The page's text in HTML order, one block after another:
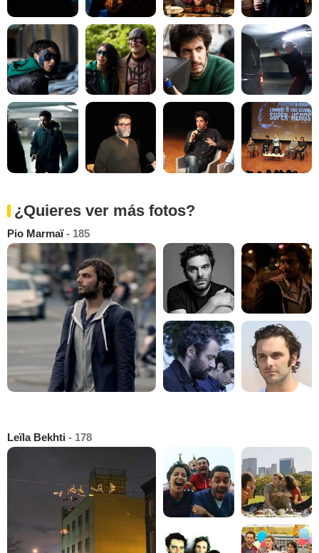
¿Quieres ver más fotos?
Pio Marmaï- 185
Leïla Bekhti - 178